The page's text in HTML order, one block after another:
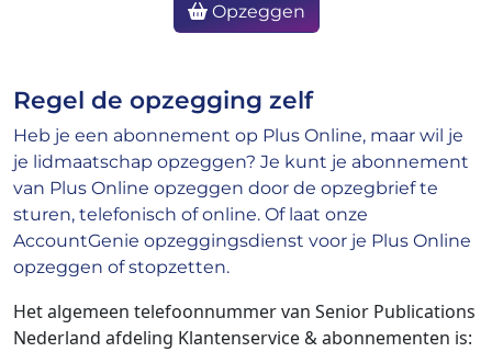
Opzeggen
Regel de opzegging zelf
Heb je een abonnement op Plus Online, maar wil je
je lidmaatschap opzeggen? Je kunt je abonnement
van Plus Online opzeggen door de opzegbrief te
sturen, telefonisch of online. Of laat onze
AccountGenie opzeggingsdienst voor je Plus Online
opzeggen of stopzetten.
Het algemeen telefoonnummer van Senior Publications
Nederland afdeling Klantenservice & abonnementen is: